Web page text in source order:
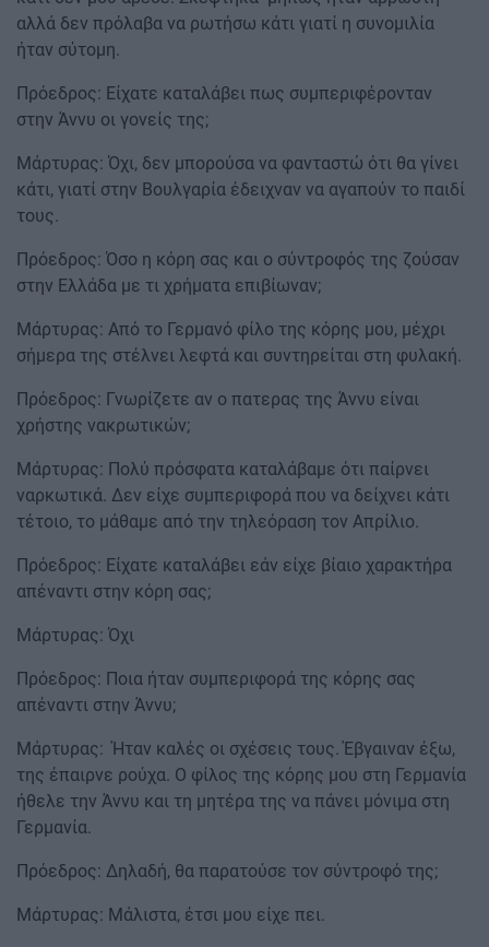
αλλά δεν πρόλαβα να ρωτήσω κάτι γιατί η συνομιλία
ήταν σύτομη.
Πρόεδρος: Είχατε καταλάβει πως συμπεριφέρονταν
στην Άννυ οι γονείς της;
Μάρτυρας: Όχι, δεν μπορούσα να φανταστώ ότι θα γίνει
κάτι, γιατί στην Βουλγαρία έδειχναν να αγαπούν το παιδί
τους.
Πρόεδρος: Όσο η κόρη σας και ο σύντροφός της ζούσαν
στην Ελλάδα με τι χρήματα επιβίωναν;
Μάρτυρας: Από το Γερμανό φίλο της κόρης μου, μέχρι
σήμερα της στέλνει λεφτά και συντηρείται στη φυλακή.
Πρόεδρος: Γνωρίζετε αν ο πατερας της Άννυ είναι
χρήστης νακρωτικών;
Μάρτυρας: Πολύ πρόσφατα καταλάβαμε ότι παίρνει
ναρκωτικά. Δεν είχε συμπεριφορά που να δείχνει κάτι
τέτοιο, το μάθαμε από την τηλεόραση τον Απρίλιο.
Πρόεδρος: Είχατε καταλάβει εάν είχε βίαιο χαρακτήρα
απέναντι στην κόρη σας;
Μάρτυρας: Όχι
Πρόεδρος: Ποια ήταν συμπεριφορά της κόρης σας
απέναντι στην Άννυ;
Μάρτυρας: Ήταν καλές οι σχέσεις τους. Έβγαιναν έξω,
της έπαιρνε ρούχα. Ο φίλος της κόρης μου στη Γερμανία
ήθελε την Άννυ και τη μητέρα της να πάνει μόνιμα στη
Γερμανία.
Πρόεδρος: Δηλαδή, θα παρατούσε τον σύντροφό της;
Μάρτυρας: Μάλιστα, έτσι μου είχε πει.